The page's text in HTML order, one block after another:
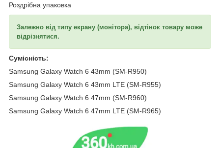
Роздрібна упаковка
Залежно від типу екрану (монітора), відтінок товару може
відрізнятися.
Сумісність:
Samsung Galaxy Watch 6 43mm (SM-R950)
Samsung Galaxy Watch 6 43mm LTE (SM-R955)
Samsung Galaxy Watch 6 47mm (SM-R960)
Samsung Galaxy Watch 6 47mm LTE (SM-R965)